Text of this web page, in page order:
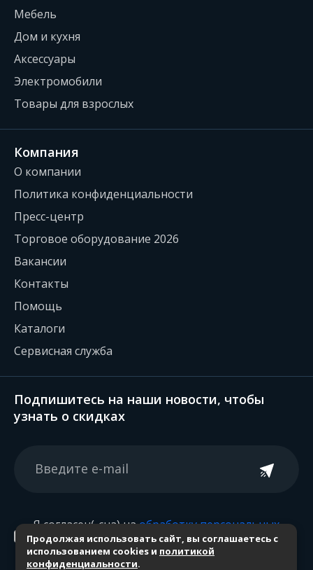
Продолжая использовать сайт, вы соглашаетесь с
использованием cookies и политикой
конфиденциальности.
Мебель
Дом и кухня
Аксессуары
Электромобили
Товары для взрослых
Компания
О компании
Политика конфиденциальности
Пресс-центр
Торговое оборудование 2026
Вакансии
Контакты
Помощь
Каталоги
Сервисная служба
Подпишитесь на наши новости, чтобы
узнать о скидках
Я согласен(-сна) наобработку персональных
данных